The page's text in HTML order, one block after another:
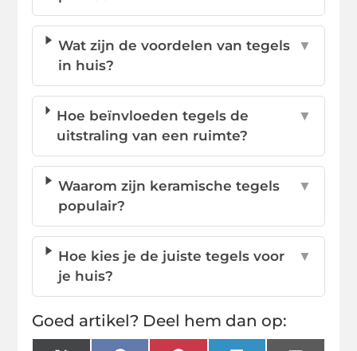
Wat zijn de voordelen van tegels
in huis?
▼
Hoe beïnvloeden tegels de
uitstraling van een ruimte?
▼
Waarom zijn keramische tegels
populair?
▼
Hoe kies je de juiste tegels voor
je huis?
▼
Goed artikel? Deel hem dan op: